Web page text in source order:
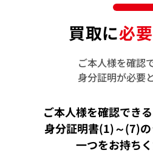
買取に必
ご本人様を確認
身分証明が必要
ご本人様を確認でき
身分証明書(1)～(7)の
一つをお持ちく